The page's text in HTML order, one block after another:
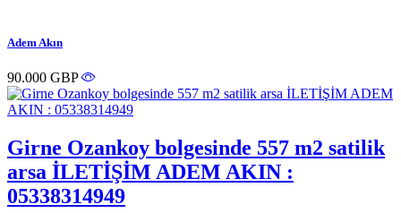
Adem Akın
90.000 GBP
Girne Ozankoy bolgesinde 557 m2 satilik
arsa İLETİŞİM ADEM AKIN :
05338314949